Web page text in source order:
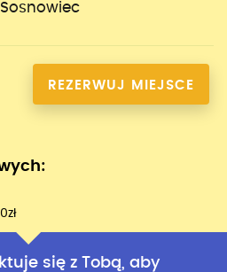
REZERWUJ MIEJSCE
się z Tobą, aby